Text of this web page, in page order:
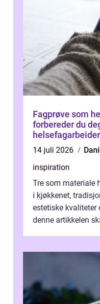
Fagprøve som
forbereder du
14 juli 2026
inspiration
Tre som materiale
i kjøkkenet,
estetiske kvaliteter
denne artikkelen